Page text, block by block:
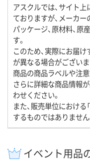
アスクルでは、サイト
ておりますが、メーカー
パッケージ、原材料、原
す。
このため、実際にお届
が異なる場合がござい
商品の商品ラベルや注
さらに詳細な商品情報
わせください。
また、販売単位における
するものではありませ
イベント用品